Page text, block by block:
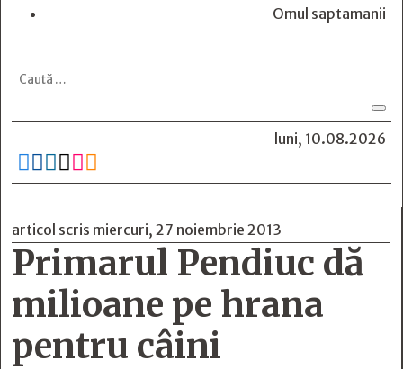
Omul saptamanii
luni, 10.08.2026
     
articol scris miercuri, 27 noiembrie 2013
Primarul Pendiuc dă
milioane pe hrana
pentru câini